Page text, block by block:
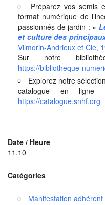
Préparez vos semis
format numérique de
passionnés de jardin : «
et culture des
Vilmorin-Andrieux et Cie,
Sur notre
https://bibliotheque-
Explorez notre
catalogue en ligne
https://catalogue.snhf.org
Date / Heure
11.10
Catégories
Manifestation